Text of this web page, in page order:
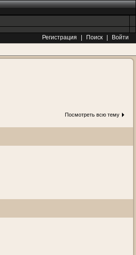
Регистрация Поиск
Войти
Посмотреть всю тему